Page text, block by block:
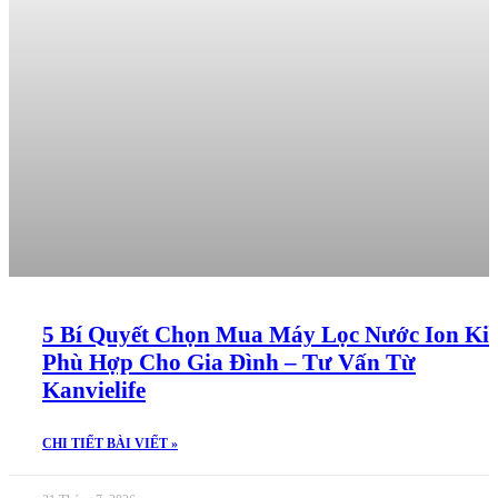
5 Bí Quyết Chọn Mua Máy Lọc Nước Ion
Phù Hợp Cho Gia Đình – Tư Vấn Từ
Kanvielife
CHI TIẾT BÀI VIẾT »